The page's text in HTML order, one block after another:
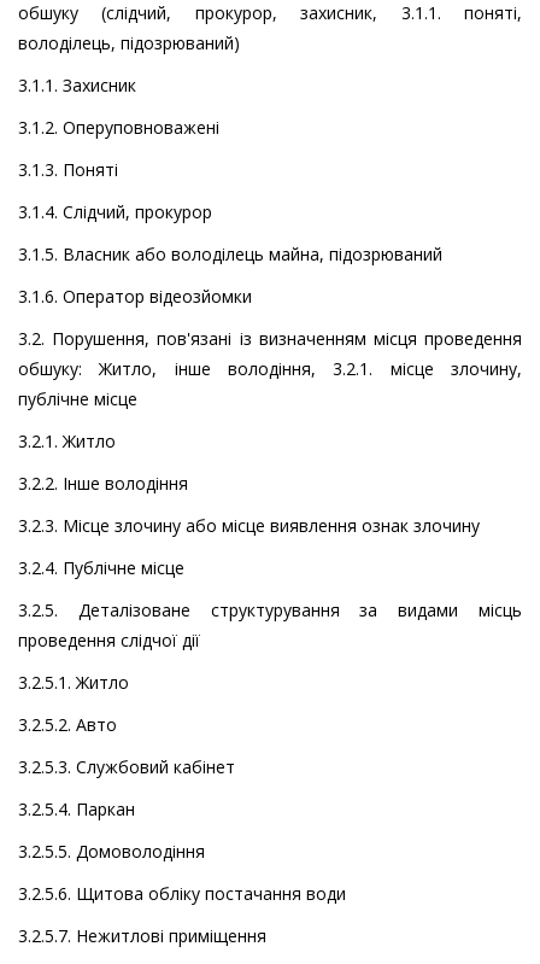
обшуку (слідчий, прокурор, захисник, 3.1.1. поняті,
володілець, підозрюваний)
3.1.1. Захисник
3.1.2. Оперуповноважені
3.1.3. Поняті
3.1.4. Слідчий, прокурор
3.1.5. Власник або володілець майна, підозрюваний
3.1.6. Оператор відеозйомки
3.2. Порушення, пов'язані із визначенням місця проведення
обшуку: Житло, інше володіння, 3.2.1. місце злочину,
публічне місце
3.2.1. Житло
3.2.2. Інше володіння
3.2.3. Місце злочину або місце виявлення ознак злочину
3.2.4. Публічне місце
3.2.5. Деталізоване структурування за видами місць
проведення слідчої дії
3.2.5.1. Житло
3.2.5.2. Авто
3.2.5.3. Службовий кабінет
3.2.5.4. Паркан
3.2.5.5. Домоволодіння
3.2.5.6. Щитова обліку постачання води
3.2.5.7. Нежитлові приміщення